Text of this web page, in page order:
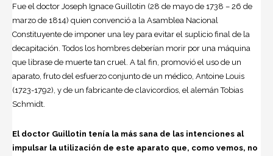
Fue el doctor Joseph Ignace Guillotin (28 de mayo de 1738 – 26 de
marzo de 1814) quien convenció a la Asamblea Nacional
Constituyente de imponer una ley para evitar el suplicio final de la
decapitación. Todos los hombres deberían morir por una máquina
que librase de muerte tan cruel. A tal fin, promovió el uso de un
aparato, fruto del esfuerzo conjunto de un médico, Antoine Louis
(1723-1792), y de un fabricante de clavicordios, el alemán Tobias
Schmidt.
El doctor Guillotin tenía la más sana de las intenciones al
impulsar la utilización de este aparato que, como vemos, no